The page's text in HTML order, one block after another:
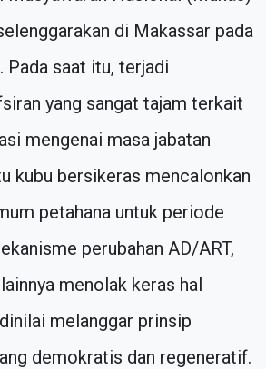
di Makassar pada
Pada saat itu, terjadi
yang sangat tajam terkait
mengenai masa jabatan
kubu bersikeras mencalonkan
petahana untuk periode
perubahan AD/ART,
menolak keras hal
melanggar prinsip
demokratis dan regeneratif.